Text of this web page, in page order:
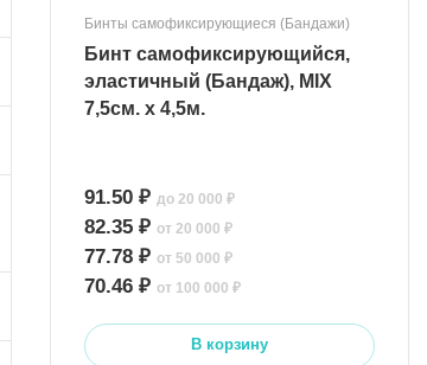
Бинты самофиксирующиеся (Бандажи)
Бинт самофиксирующийся,
эластичный (Бандаж), MIX
7,5см. x 4,5м.
91.50 ₽ до 20 000 ₽
82.35 ₽ от 20 000 ₽
77.78 ₽ от 50 000 ₽
70.46 ₽ от 100 000 ₽
В корзину